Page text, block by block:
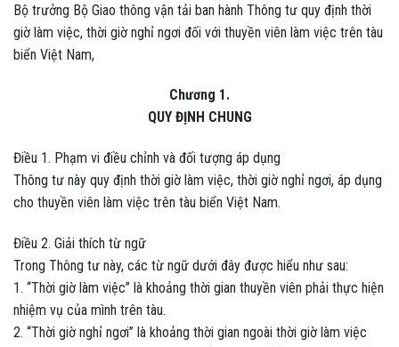
Bộ trưởng Bộ Giao thông vận tải ban hành Thông tư quy định thời
giờ làm việc, thời giờ nghỉ ngơi đối với thuyền viên làm việc trên tàu
biển Việt Nam,
Chương 1.
QUY ĐỊNH CHUNG
Điều 1. Phạm vi điều chỉnh và đối tượng áp dụng
Thông tư này quy định thời giờ làm việc, thời giờ nghỉ ngơi, áp dụng
cho thuyền viên làm việc trên tàu biển Việt Nam.
Điều 2. Giải thích từ ngữ
Trong Thông tư này, các từ ngữ dưới đây được hiểu như sau:
1. “Thời giờ làm việc” là khoảng thời gian thuyền viên phải thực hiện
nhiệm vụ của mình trên tàu.
2. “Thời giờ nghỉ ngơi” là khoảng thời gian ngoài thời giờ làm việc